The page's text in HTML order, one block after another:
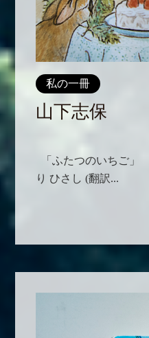
私の一冊
山下志保
「ふたつのいちご」
り ひさし (翻訳...